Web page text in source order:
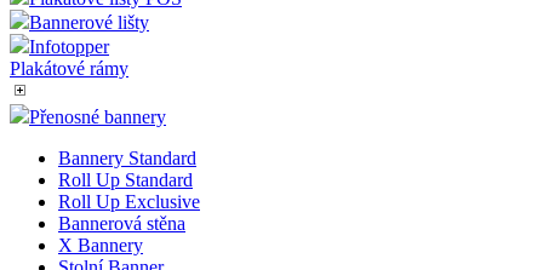
Bannerové lišty
Infotopper
Plakátové rámy
Přenosné bannery
Bannery Standard
Roll Up Standard
Roll Up Exclusive
Bannerová stěna
X Bannery